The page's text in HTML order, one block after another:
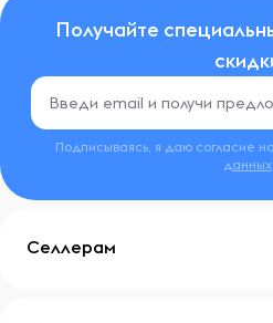
Получайте
Подписываясь, я даю согласие
данных
Селлерам